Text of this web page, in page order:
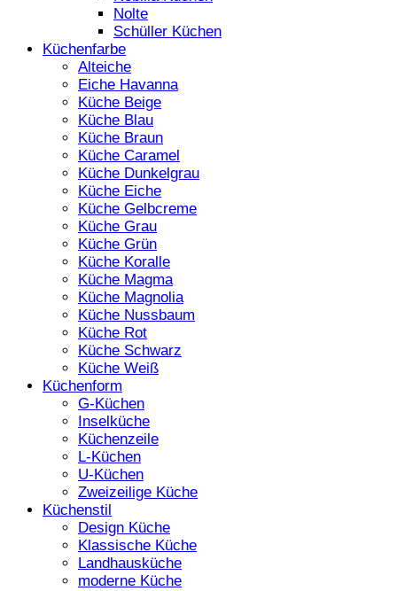
Nolte
Schüller Küchen
Küchenfarbe
Alteiche
Eiche Havanna
Küche Beige
Küche Blau
Küche Braun
Küche Caramel
Küche Dunkelgrau
Küche Eiche
Küche Gelbcreme
Küche Grau
Küche Grün
Küche Koralle
Küche Magma
Küche Magnolia
Küche Nussbaum
Küche Rot
Küche Schwarz
Küche Weiß
Küchenform
G-Küchen
Inselküche
Küchenzeile
L-Küchen
U-Küchen
Zweizeilige Küche
Küchenstil
Design Küche
Klassische Küche
Landhausküche
moderne Küche